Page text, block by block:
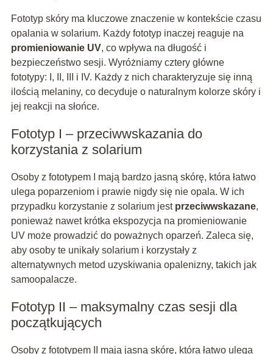
Fototyp skóry ma kluczowe znaczenie w kontekście czasu
opalania w solarium. Każdy fototyp inaczej reaguje na
promieniowanie UV, co wpływa na długość i
bezpieczeństwo sesji. Wyróżniamy cztery główne
fototypy: I, II, III i IV. Każdy z nich charakteryzuje się inną
ilością melaniny, co decyduje o naturalnym kolorze skóry i
jej reakcji na słońce.
Fototyp I – przeciwwskazania do
korzystania z solarium
Osoby z fototypem I mają bardzo jasną skórę, która łatwo
ulega poparzeniom i prawie nigdy się nie opala. W ich
przypadku korzystanie z solarium jest przeciwwskazane,
ponieważ nawet krótka ekspozycja na promieniowanie
UV może prowadzić do poważnych oparzeń. Zaleca się,
aby osoby te unikały solarium i korzystały z
alternatywnych metod uzyskiwania opalenizny, takich jak
samoopalacze.
Fototyp II – maksymalny czas sesji dla
początkujących
Osoby z fototypem II mają jasną skórę, która łatwo ulega